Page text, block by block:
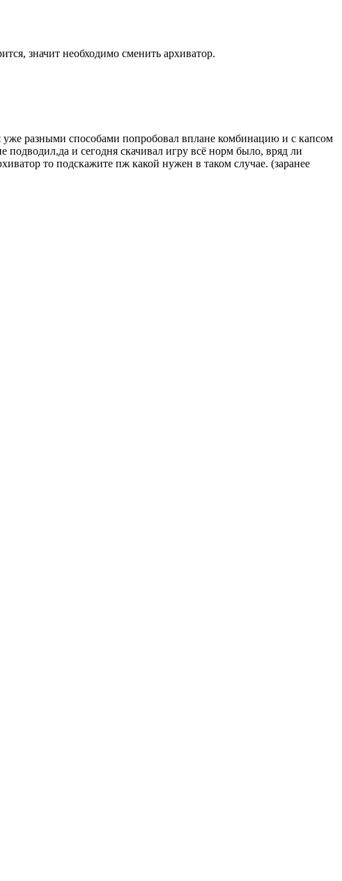
значит необходимо сменить архиватор.
разными способами попробовал вплане комбинацию и с капсом
подводил,да и сегодня скачивал игру всё норм было, вряд ли
то подскажите пж какой нужен в таком случае. (заранее